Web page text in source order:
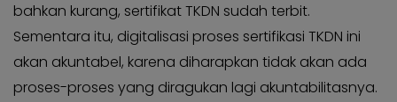
bahkan kurang, sertifikat TKDN sudah terbit.
Sementara itu, digitalisasi proses sertifikasi TKDN ini
akan akuntabel, karena diharapkan tidak akan ada
proses-proses yang diragukan lagi akuntabilitasnya.